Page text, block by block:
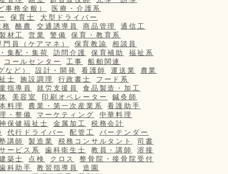
事務全般）
医療・介護系
保育士
大型ドライバー
酪農 交通誘導員 商品管理
通信工
材工 営業 警備
保育・教育系
員（ケアマネ） 保育教諭
相談員
集配・集荷 訪問介護 保育補助
福祉系
コールセンター 工事
船舶関連
など）
設計・開発 看護師 運送業
農業
士 施設調理 行政書士
フード系
指導員 就労支援員
食品製造・加工
美容室 印刷オペレーター
鍼灸師
料理 農業・第一次産業系
看護助手
・整備 マーケティング
中華料理
保健福祉士 金属加工
税務会計
代行ドライバー 配管工
バーテンダー
講師 製造業 税務コンサルタント
司書
ービス系 歯科衛生士 教員・講師
溶接
築士 点検 クロス
整骨院・接骨院受付
科助手 教習指導員
造園